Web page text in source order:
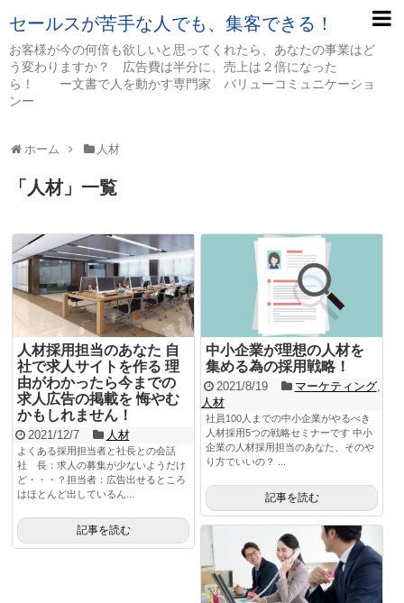
セールスが苦手な人でも、集客できる！
お客様が今の何倍も欲しいと思ってくれたら、あなたの事業はど
う変わりますか？ 広告費は半分に、売上は２倍になった
ら！ ー文書で人を動かす専門家 バリューコミュニケーショ
ンー
ホーム 人材
「 人材」 一覧
人材採用担当のあなた 自
社で求人サイトを作る 理
由がわかったら今までの
求人広告の掲載を 悔やむ
かもしれません！
2021/12/7 人材
よくある採用担当者と社長との会話
社 長：求人の募集が少ないようだけ
ど・・・？担当者：広告出せるところ
はほとんど出しているん...
記事を読む
中小企業が理想の人材を
集める為の採用戦略！
2021/8/19 マーケティング,
人材
社員100人までの中小企業がやるべき
人材採用5つの戦略セミナーです 中小
企業の人材採用担当のあなた、そのや
り方でいいの？ ...
記事を読む